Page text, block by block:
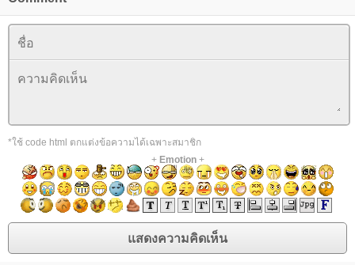
*ใช้ code html ตกแต่งข้อความได้เฉพาะสมาชิก
+ Emotion+